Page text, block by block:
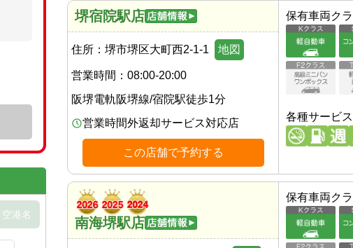
堺宿院駅店
住所： 堺市堺区大町西2-1-1 地図
営業時間： 08:00-20:00
阪堺電軌阪堺線/宿院駅徒歩1分
営業時間外返却サービス対応店
この店舗で予約する
保有車両ク
各種サービス
南海堺駅店
保有車両ク
空港名